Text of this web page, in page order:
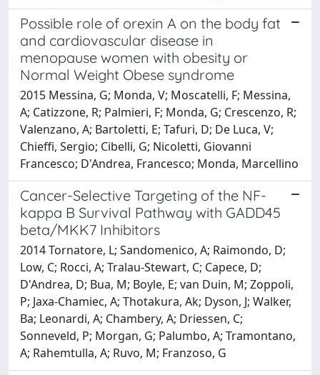
Possible role of orexin A on the body fat
and cardiovascular disease in
menopause women with obesity or
Normal Weight Obese syndrome
2015 Messina, G; Monda, V; Moscatelli, F; Messina,
A; Catizzone, R; Palmieri, F; Monda, G; Crescenzo, R;
Valenzano, A; Bartoletti, E; Tafuri, D; De Luca, V;
Chieffi, Sergio; Cibelli, G; Nicoletti, Giovanni
Francesco; D'Andrea, Francesco; Monda, Marcellino
Cancer-Selective Targeting of the NF-
kappa B Survival Pathway with GADD45
beta/MKK7 Inhibitors
2014 Tornatore, L; Sandomenico, A; Raimondo, D;
Low, C; Rocci, A; Tralau-Stewart, C; Capece, D;
D'Andrea, D; Bua, M; Boyle, E; van Duin, M; Zoppoli,
P; Jaxa-Chamiec, A; Thotakura, Ak; Dyson, J; Walker,
Ba; Leonardi, A; Chambery, A; Driessen, C;
Sonneveld, P; Morgan, G; Palumbo, A; Tramontano,
A; Rahemtulla, A; Ruvo, M; Franzoso, G